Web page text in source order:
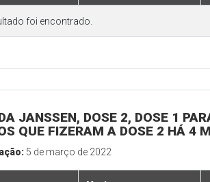
foi encontrado.
JANSSEN, DOSE 2, DOSE 1
QUE FIZERAM A DOSE 2 HÁ 4
5 de março de 2022